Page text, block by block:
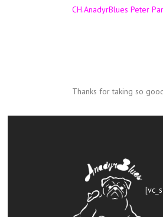
CH.AnadyrBlues Peter
Thanks for taking so